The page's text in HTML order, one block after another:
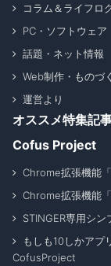
コラム＆ライフロ
PC・ソフトウェア
話題・ネット情報
Web制作・ものづ
運営より
オススメ特集記
Cofus Project
Chrome拡張機能
Chrome拡張機能
STINGER専用シン
もしも10しかアプ
CofusProject